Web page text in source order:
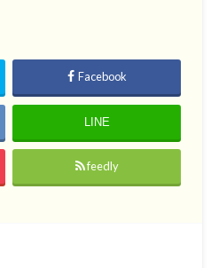
Facebook
LINE
feedly